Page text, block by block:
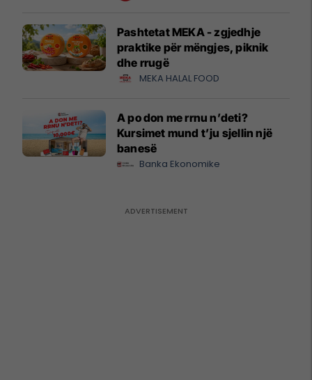
Pashtetat MEKA - zgjedhje
praktike për mëngjes, piknik
dhe rrugë
MEKA HALAL FOOD
A po don me rrnu n’deti?
Kursimet mund t’ju sjellin një
banesë
Banka Ekonomike